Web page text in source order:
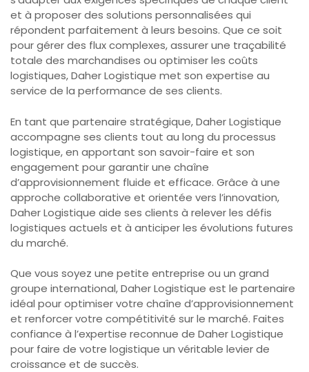
et à proposer des solutions personnalisées qui
répondent parfaitement à leurs besoins. Que ce soit
pour gérer des flux complexes, assurer une traçabilité
totale des marchandises ou optimiser les coûts
logistiques, Daher Logistique met son expertise au
service de la performance de ses clients.
En tant que partenaire stratégique, Daher Logistique
accompagne ses clients tout au long du processus
logistique, en apportant son savoir-faire et son
engagement pour garantir une chaîne
d’approvisionnement fluide et efficace. Grâce à une
approche collaborative et orientée vers l’innovation,
Daher Logistique aide ses clients à relever les défis
logistiques actuels et à anticiper les évolutions futures
du marché.
Que vous soyez une petite entreprise ou un grand
groupe international, Daher Logistique est le partenaire
idéal pour optimiser votre chaîne d’approvisionnement
et renforcer votre compétitivité sur le marché. Faites
confiance à l’expertise reconnue de Daher Logistique
pour faire de votre logistique un véritable levier de
croissance et de succès.